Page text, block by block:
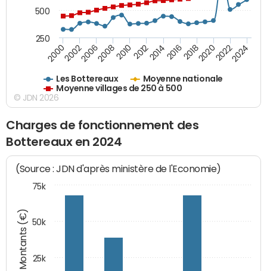
Les Bottereaux
Moyenne nationale
Moyenne villages de 250 à 500
200020022006200820102012201420162018202020222024
250
500
© JDN 2026
Charges de fonctionnement des
Bottereaux en 2024
Montants (€)
(Source : JDN d'après ministère de l'Economie)
25k
50k
75k